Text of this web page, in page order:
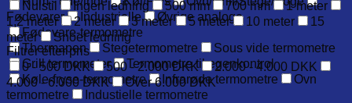
Fødevarer
Industrielle
Øvrige analoge
Fødevare-termometre
Thermapen
Stegetermometre
Sous vide termometre
Grill termometer
Termometre til egenkontrol
Køle-fryse-termometre
Infrarøde termometre
Ovn
termometre
Industielle termometre
Nulstil
Ingen ledning 500 mm 700 mm
1 meter
1,2 meter
2 meter 3 meter 5 meter 10 meter
15
meter
Snoet ledning
Filtrer efter pris
0 - 500 DKK
500 - 2.000 DKK
2.000 - 4.000 DKK
4.000 - 6.000 DKK
Over 6.000 DKK